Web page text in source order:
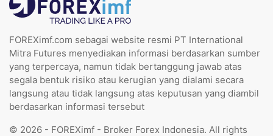
FOREXimf.com sebagai website resmi PT International
Mitra Futures menyediakan informasi berdasarkan sumber
yang terpercaya, namun tidak bertanggung jawab atas
segala bentuk risiko atau kerugian yang dialami secara
langsung atau tidak langsung atas keputusan yang diambil
berdasarkan informasi tersebut
© 2026 - FOREXimf - Broker Forex Indonesia. All rights